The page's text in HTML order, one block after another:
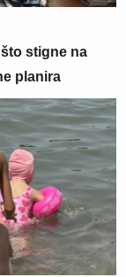
stigne na
planira